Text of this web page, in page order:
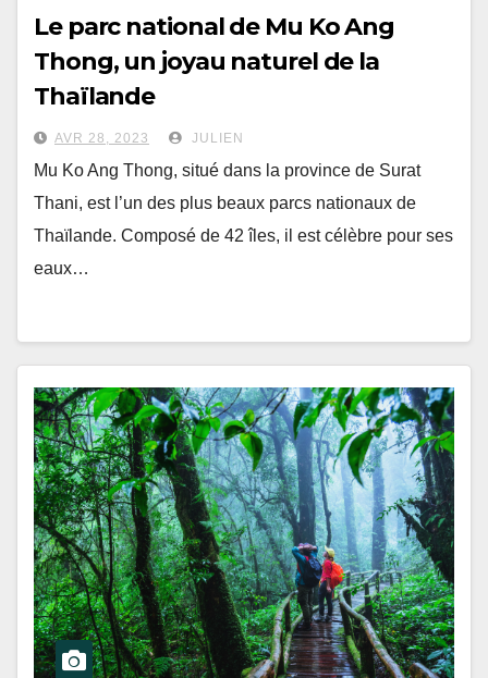
Le parc national de Mu Ko Ang
Thong, un joyau naturel de la
Thaïlande
AVR 28, 2023 JULIEN
Mu Ko Ang Thong, situé dans la province de Surat
Thani, est l’un des plus beaux parcs nationaux de
Thaïlande. Composé de 42 îles, il est célèbre pour ses
eaux…